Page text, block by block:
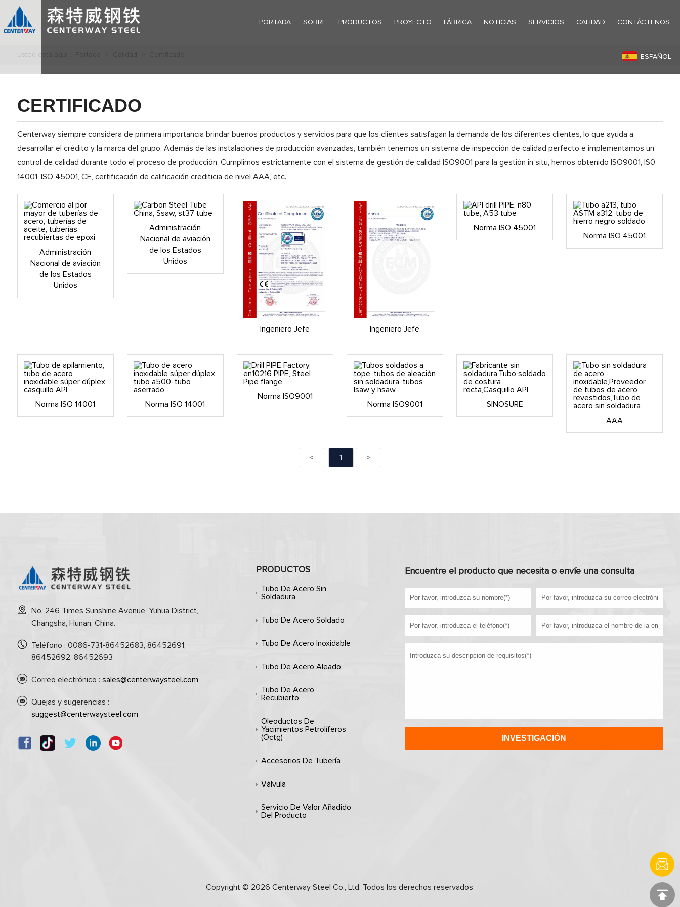
PORTADA SOBRE PRODUCTOS PROYECTO FÁBRICA NOTICIAS SERVICIOS CALIDAD CONTÁCTENOS.
ESPAÑOL
Volver
Usted está aquí :
CERTIFICADO
Centerway siempre considera de primera importancia brindar buenos productos y servicios para que los clientes satisfagan la demanda de los diferentes clientes, lo que ayuda a
desarrollar el crédito y la marca del grupo. Además de las instalaciones de producción avanzadas, también tenemos un sistema de inspección de calidad perfecto e implementamos un
control de calidad durante todo el proceso de producción. Cumplimos estrictamente con el sistema de gestión de calidad ISO9001 para la gestión in situ, hemos obtenido ISO9001, IS0
14001, ISO 45001, CE, certificación de calificación crediticia de nivel AAA, etc.
Administración
Nacional de aviación
de los Estados
Unidos
Administración
Nacional de aviación
de los Estados
Unidos
Ingeniero Jefe Ingeniero Jefe
Norma ISO 45001
Norma ISO 45001
Norma ISO 14001 Norma ISO 14001
Norma ISO9001
Norma ISO9001
SINOSURE
AAA
< 1 >
No. 246 Times Sunshine Avenue, Yuhua District,
Changsha, Hunan, China.
Teléfono : 0086-731-86452683, 86452691,
86452692, 86452693
Correo electrónico : sales@centerwaysteel.com
Quejas y sugerencias :
suggest@centerwaysteel.com
PRODUCTOS
Tubo De Acero Sin
Soldadura
Tubo De Acero Soldado
Tubo De Acero Inoxidable
Tubo De Acero Aleado
Tubo De Acero
Recubierto
Oleoductos De
Yacimientos Petrolíferos
(octg)
Accesorios De Tubería
Válvula
Servicio De Valor Añadido
Del Producto
Encuentre el producto que necesita o envíe una consulta
Copyright © 2026 Centerway Steel Co., Ltd. Todos los derechos reservados.